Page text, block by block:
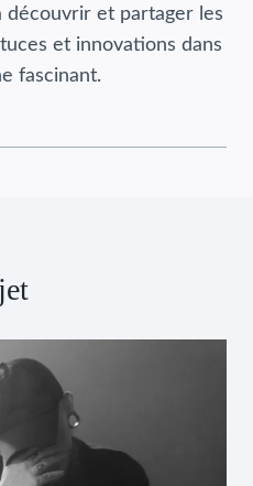
découvrir et partager les
et innovations dans
fascinant.